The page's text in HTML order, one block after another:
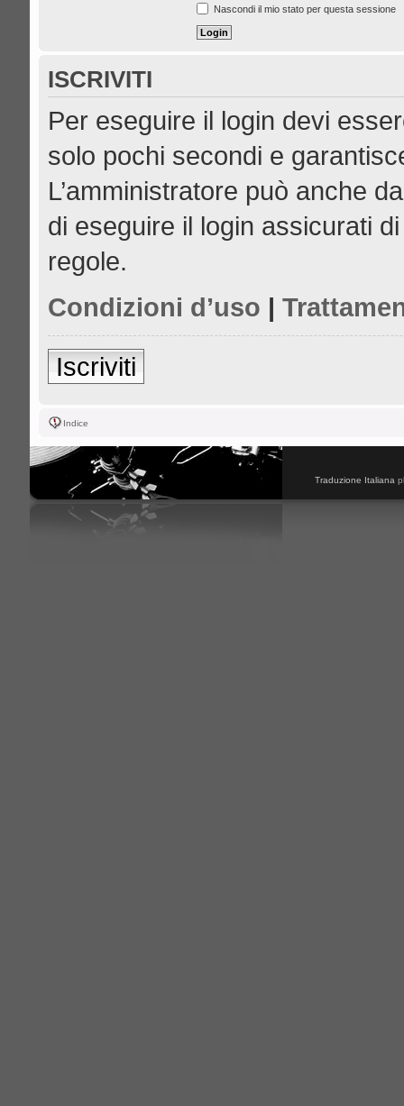
Nascondi il mio stato per questa sessione
ISCRIVITI
Per eseguire il login devi
solo pochi secondi e
L’amministratore può anche
di eseguire il login assicurati
regole.
Condizioni d’uso |
Iscriviti
Indice
Traduzione Italiana